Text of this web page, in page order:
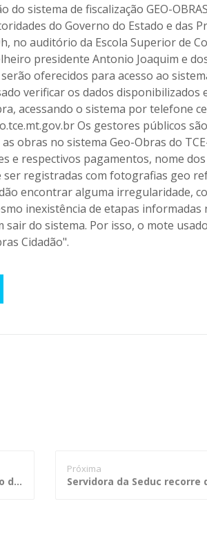
sistema de fiscalização GEO-
do Governo do Estado e das
no auditório da Escola Superior de
presidente Antonio Joaquim e
oferecidos para acesso ao
verificar os dados disponibilizados
acessando o sistema por telefone
Os gestores públicos
obras no sistema Geo-Obras do
e respectivos pagamentos, nome dos
registradas com fotografias geo
encontrar alguma irregularidade,
inexistência de etapas informadas
do sistema. Por isso, o mote
Cidadão".
Presidente do TCE entrega relatório de auditoria do transporte coletivo aos líderes comunitários
Próxima